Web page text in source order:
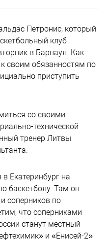
Петронис, который
клуб
в Барнаул. Как
своим обязанностям по
приступить
со своими
технической
тренер Литвы
Екатеринбург на
баскетболу. Там он
соперников по
что соперниками
станут местный
и «Енисей-2»